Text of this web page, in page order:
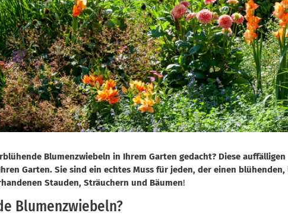
Blumenzwiebeln in Ihrem Garten gedacht? Diese
Garten. Sie sind ein echtes Muss für jeden, der einen
Stauden, Sträuchern und Bäumen!
Blumenzwiebeln?